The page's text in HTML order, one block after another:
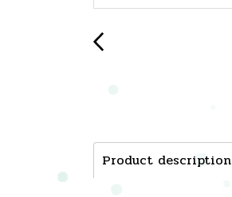
Product description